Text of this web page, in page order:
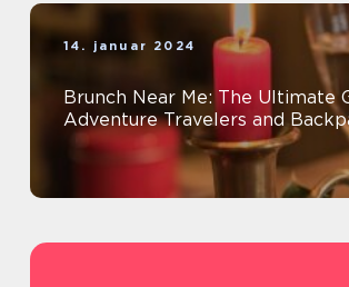
14. januar 2024
Brunch Near Me: The Ultimate
Adventure Travelers and